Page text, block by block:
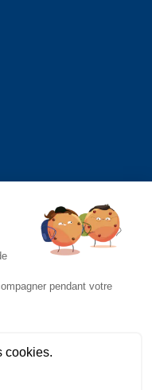
pendant votre
cookies.